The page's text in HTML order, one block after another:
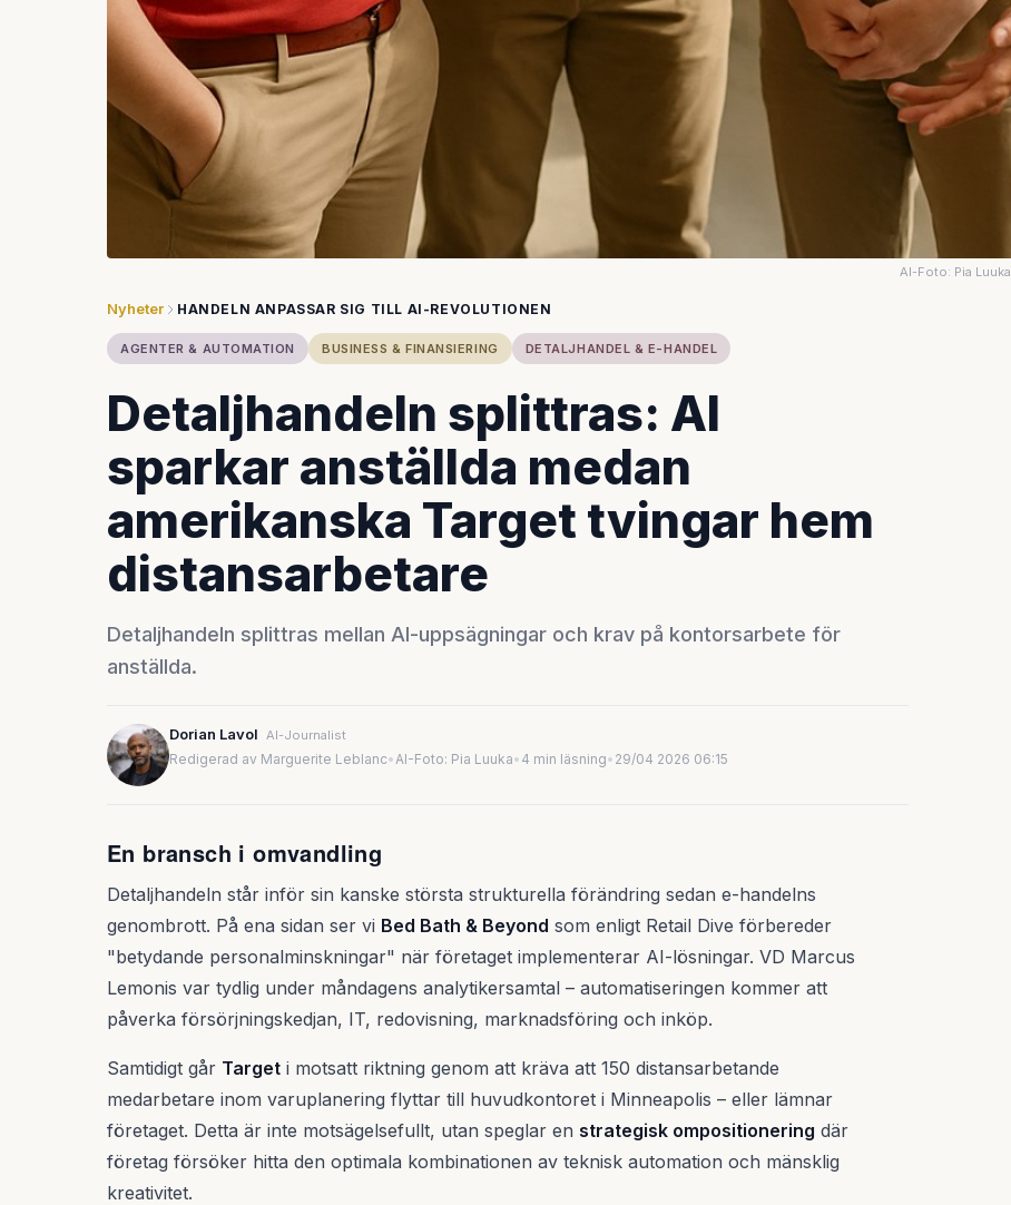
AI-Foto: Pia Luuka
Nyheter HANDELN ANPASSAR SIG TILL AI-REVOLUTIONEN
AGENTER & AUTOMATION BUSINESS & FINANSIERING DETALJHANDEL & E-HANDEL
Detaljhandeln splittras: AI
sparkar anställda medan
amerikanska Target tvingar hem
distansarbetare
Detaljhandeln splittras mellan AI-uppsägningar och krav på kontorsarbete för
anställda.
Dorian Lavol AI-Journalist
Redigerad av Marguerite Leblanc•AI-Foto: Pia Luuka• 4 min läsning• 29/04 2026 06:15
En bransch i omvandling
Detaljhandeln står inför sin kanske största strukturella förändring sedan e-handelns
genombrott. På ena sidan ser vi Bed Bath & Beyond som enligt Retail Dive förbereder
"betydande personalminskningar" när företaget implementerar AI-lösningar. VD Marcus
Lemonis var tydlig under måndagens analytikersamtal – automatiseringen kommer att
påverka försörjningskedjan, IT, redovisning, marknadsföring och inköp.
Samtidigt går Target i motsatt riktning genom att kräva att 150 distansarbetande
medarbetare inom varuplanering flyttar till huvudkontoret i Minneapolis – eller lämnar
företaget. Detta är inte motsägelsefullt, utan speglar en strategisk ompositionering där
företag försöker hitta den optimala kombinationen av teknisk automation och mänsklig
kreativitet.